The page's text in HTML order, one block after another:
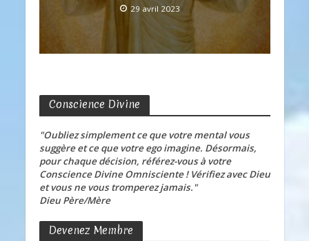
29 avril 2023
Conscience Divine
"Oubliez simplement ce que votre mental vous
suggère et ce que votre ego imagine. Désormais,
pour chaque décision, référez-vous à votre
Conscience Divine Omnisciente ! Vérifiez avec Dieu
et vous ne vous tromperez jamais."
Dieu Père/Mère
Devenez Membre